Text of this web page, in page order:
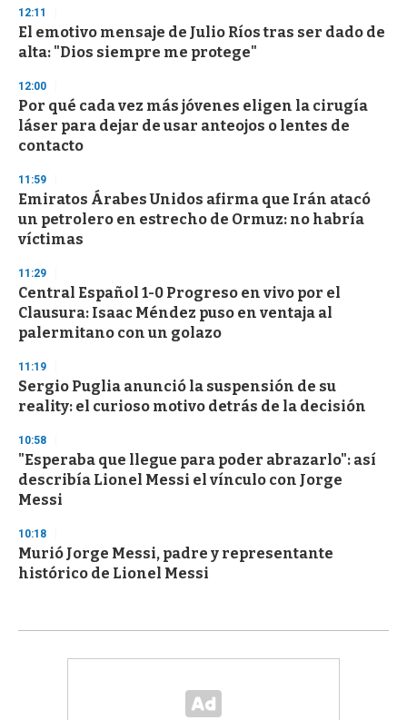
s
e
c
o
d
s
12:11
El emotivo mensaje de Julio Ríos tras ser dado de
alta: "Dios siempre me protege"
12:00
Por qué cada vez más jóvenes eligen la cirugía
láser para dejar de usar anteojos o lentes de
contacto
11:59
Emiratos Árabes Unidos afirma que Irán atacó
un petrolero en estrecho de Ormuz: no habría
víctimas
11:29
Central Español 1-0 Progreso en vivo por el
Clausura: Isaac Méndez puso en ventaja al
palermitano con un golazo
11:19
Sergio Puglia anunció la suspensión de su
reality: el curioso motivo detrás de la decisión
10:58
"Esperaba que llegue para poder abrazarlo": así
describía Lionel Messi el vínculo con Jorge
Messi
10:18
Murió Jorge Messi, padre y representante
histórico de Lionel Messi